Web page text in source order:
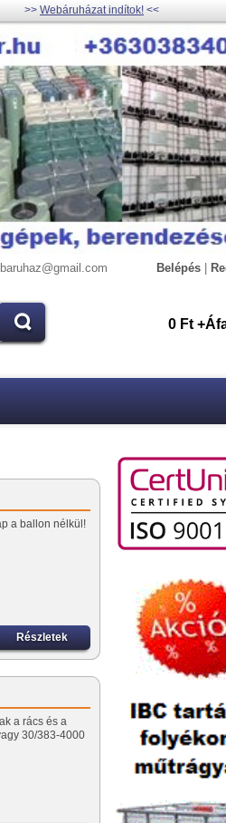
>> Webáruházat indítok! <<
Belépés
0 Ft
a ballon nélkül!
Részletek
a rács és a
30/383-4000